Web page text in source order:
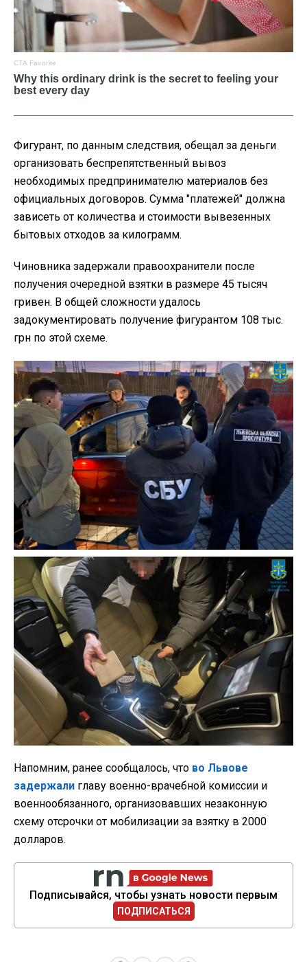
Фигурант, по данным следствия, обещал за деньги
организовать беспрепятственный вывоз
необходимых предпринимателю материалов без
официальных договоров. Сумма "платежей" должна
зависеть от количества и стоимости вывезенных
бытовых отходов за килограмм.
Чиновника задержали правоохранители после
получения очередной взятки в размере 45 тысяч
гривен. В общей сложности удалось
задокументировать получение фигурантом 108 тыс.
грн по этой схеме.
Напомним, ранее сообщалось, что во Львове
задержали главу военно-врачебной комиссии и
военнообязанного, организовавших незаконную
схему отсрочки от мобилизации за взятку в 2000
долларов.
Подписывайся, чтобы узнать новости первым
ПОДПИСАТЬСЯ